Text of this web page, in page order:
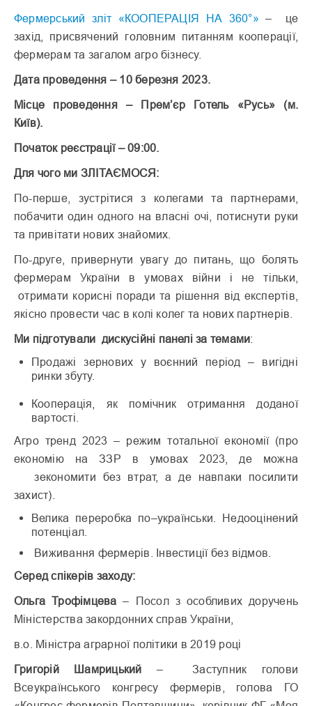
Фермерський зліт «КООПЕРАЦІЯ НА 360°»– це
захід, присвячений головним питанням кооперації,
фермерам та загалом агро бізнесу.
Дата проведення – 10 березня 2023.
Місце проведення – Прем’єр Готель «Русь» (м.
Київ).
Початок реєстрації – 09:00.
Для чого ми ЗЛІТАЄМОСЯ:
По-перше, зустрітися з колегами та партнерами,
побачити один одного на власні очі, потиснути руки
та привітати нових знайомих.
По-друге, привернути увагу до питань, що болять
фермерам України в умовах війни і не тільки,
отримати корисні поради та рішення від експертів,
якісно провести час в колі колег та нових партнерів.
Ми підготували дискусійні панелі за темами:
Продажі
зернових у воєнний період – вигідні
ринки збуту.
Кооперація як помічник отримання
доданої
вартості.
Агро тренд 2023 – режим тотальної економії (про
економію на ЗЗР в умовах 2023, де можна
зекономити без втрат, а де навпаки посилити
захист).
Велика
переробка по–українськи
Недооцінений
потенціал.
Виживання фермерів. Інвестиції без відмов.
Серед спікерів заходу:
Ольга Трофімцева– Посол з особливих доручень
Міністерства закордонних справ України,
в.о. Міністра аграрної політики в 2019 році
Григорій Шамрицький – Заступник голови
Всеукраїнського конгресу фермерів, голова ГО